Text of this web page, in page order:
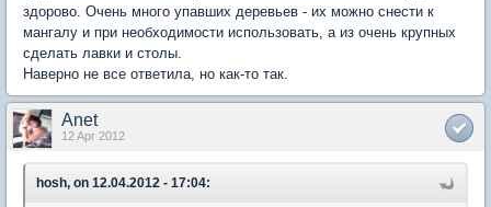
здорово. Очень много упавших деревьев - их можно снести к
мангалу и при необходимости использовать, а из очень крупных
сделать лавки и столы.
Наверно не все ответила, но как-то так.
Anet
12 Apr 2012
hosh, on 12.04.2012 - 17:04: